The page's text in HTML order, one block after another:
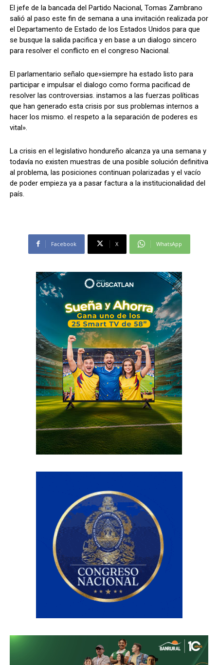
Comparta
Facebook X WhatsApp
Síganos
Comparta
Facebook X WhatsApp
Síganos
El jefe de la bancada del Partido Nacional, Tomas Zambrano
salió al paso este fin de semana a una invitación realizada por
el Departamento de Estado de los Estados Unidos para que
se busque la salida pacifica y en base a un dialogo sincero
para resolver el conflicto en el congreso Nacional.
El parlamentario señalo que»siempre ha estado listo para
participar e impulsar el dialogo como forma pacificad de
resolver las controversias. instamos a las fuerzas políticas
que han generado esta crisis por sus problemas internos a
hacer los mismo. el respeto a la separación de poderes es
vital».
La crisis en el legislativo hondureño alcanza ya una semana y
todavía no existen muestras de una posible solución definitiva
al problema, las posiciones continuan polarizadas y el vacío
de poder empieza ya a pasar factura a la institucionalidad del
país.
Facebook X WhatsApp